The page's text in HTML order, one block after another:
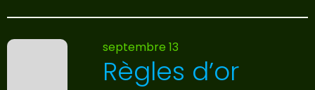
septembre 13
Règles d’or